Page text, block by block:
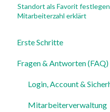
Standort als Favorit
Mitarbeiterzahl erklärt
Erste Schritte
Für Admins
Für Mitarbeiter
Einstellungen
Fragen & Antworten (FAQ)
Login, Account &
Mitarbeiterverwaltung